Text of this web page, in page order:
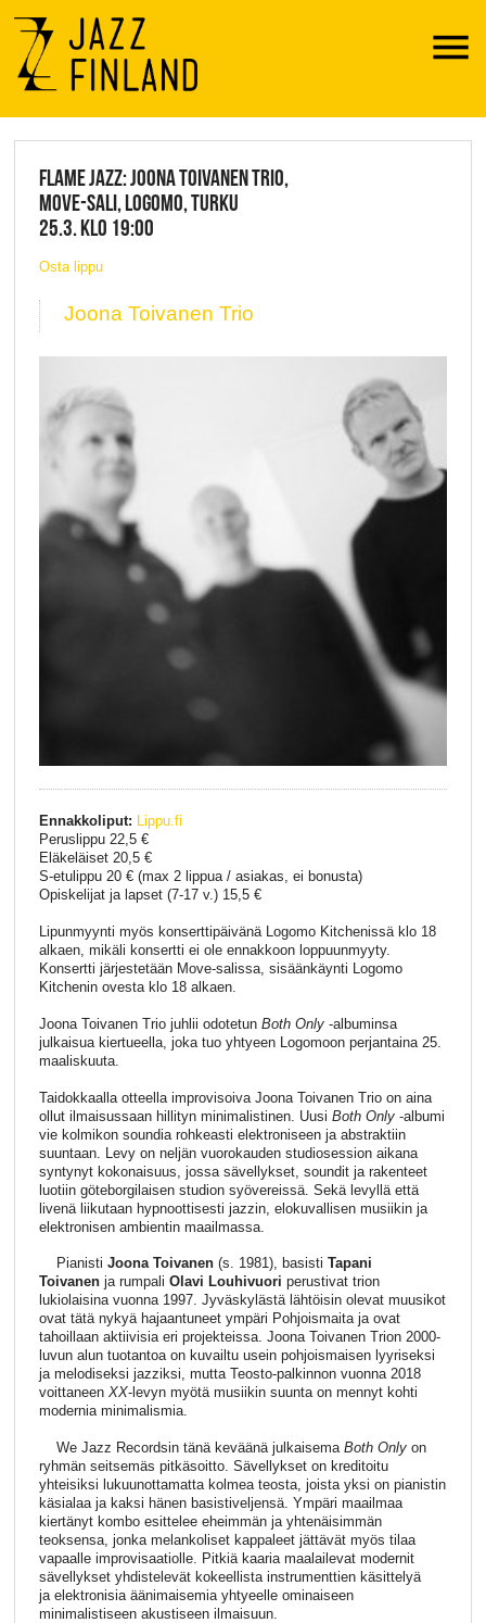
Menu
JAZZ FINLAND LIVE
FLAME JAZZ: JOONA TOIVANEN TRIO,
MOVE-SALI, LOGOMO, TURKU
25.3. KLO 19:00
Osta lippu
Joona Toivanen Trio
Ennakkoliput: Lippu.fi
Peruslippu 22,5 €
Eläkeläiset 20,5 €
S-etulippu 20 € (max 2 lippua / asiakas, ei bonusta)
Opiskelijat ja lapset (7-17 v.) 15,5 €
Lipunmyynti myös konserttipäivänä Logomo Kitchenissä klo 18
alkaen, mikäli konsertti ei ole ennakkoon loppuunmyyty.
Konsertti järjestetään Move-salissa, sisäänkäynti Logomo
Kitchenin ovesta klo 18 alkaen.
Joona Toivanen Trio juhlii odotetun Both Only-albuminsa
julkaisua kiertueella, joka tuo yhtyeen Logomoon perjantaina 25.
maaliskuuta.
Taidokkaalla otteella improvisoiva Joona Toivanen Trio on aina
ollut ilmaisussaan hillityn minimalistinen. Uusi Both Only -albumi
vie kolmikon soundia rohkeasti elektroniseen ja abstraktiin
suuntaan. Levy on neljän vuorokauden studiosession aikana
syntynyt kokonaisuus, jossa sävellykset, soundit ja rakenteet
luotiin göteborgilaisen studion syövereissä. Sekä levyllä että
livenä liikutaan hypnoottisesti jazzin, elokuvallisen musiikin ja
elektronisen ambientin maailmassa.
Pianisti Joona Toivanen(s. 1981), basisti Tapani
Toivanenja rumpali Olavi Louhivuori perustivat trion
lukiolaisina vuonna 1997. Jyväskylästä lähtöisin olevat muusikot
ovat tätä nykyä hajaantuneet ympäri Pohjoismaita ja ovat
tahoillaan aktiivisia eri projekteissa. Joona Toivanen Trion 2000-
luvun alun tuotantoa on kuvailtu usein pohjoismaisen lyyriseksi
ja melodiseksi jazziksi, mutta Teosto-palkinnon vuonna 2018
voittaneen XX-levyn myötä musiikin suunta on mennyt kohti
modernia minimalismia.
We Jazz Recordsin tänä keväänä julkaisema Both Onlyon
ryhmän seitsemäs pitkäsoitto. Sävellykset on kreditoitu
yhteisiksi lukuunottamatta kolmea teosta, joista yksi on pianistin
käsialaa ja kaksi hänen basistiveljensä. Ympäri maailmaa
kiertänyt kombo esittelee eheimmän ja yhtenäisimmän
teoksensa, jonka melankoliset kappaleet jättävät myös tilaa
vapaalle improvisaatiolle. Pitkiä kaaria maalailevat modernit
sävellykset yhdistelevät kokeellista instrumenttien käsittelyä
ja elektronisia äänimaisemia yhtyeelle ominaiseen
minimalistiseen akustiseen ilmaisuun.